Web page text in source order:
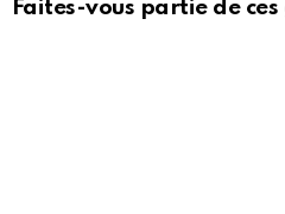
Faites-vous partie de ces